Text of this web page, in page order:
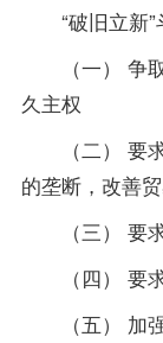
“破旧立新”
（一） 争取
久主权
（二） 要求
的垄断，改善
（三） 要求
（四） 要求
（五） 加强